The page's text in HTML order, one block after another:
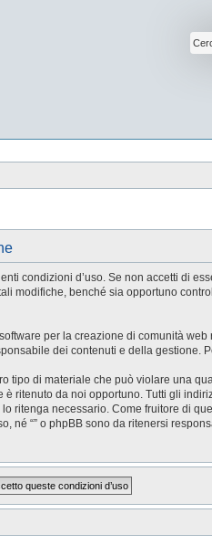
condizioni d’uso. Se non accetti di
modifiche, benché sia opportuno
per la creazione di comunità web
dei contenuti e della gestione.
di materiale che può violare una
ritenuto da noi opportuno. Tutti gli
ritenga necessario. Come fruitore di
“” o phpBB sono da ritenersi